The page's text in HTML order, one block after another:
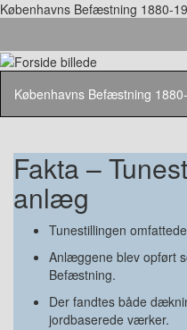
Københavns Befæstning 1880-
Search
Københavns Befæstning
Fakta –
anlæg
Tunestillingen
Anlæggene blev opført
Befæstning.
Der fandtes både
jordbaserede værker.